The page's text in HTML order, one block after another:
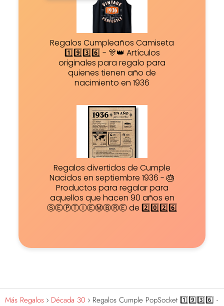
Regalos Cumpleaños Camiseta
1️⃣9️⃣3️⃣6️⃣ - 🎊👑 Artículos
originales para regalo para
quienes tienen año de
nacimiento en 1936
Regalos divertidos de Cumple
Nacidos en septiembre 1936 - 🎂
Productos para regalar para
aquellos que hacen 90 años en
ⓈⒺⓅⓉⒾⒺⓂⒷⓇⒺ de 2️⃣0️⃣2️⃣6️⃣
Más Regalos Década 30
Regalos Cumple PopSocket 1️⃣9️⃣3️⃣6️⃣ -